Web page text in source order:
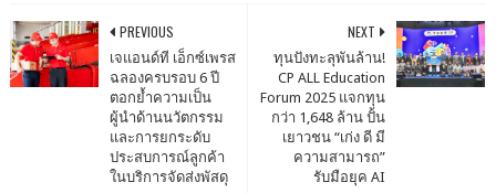
NEXT
ทุนปังทะลุพันล้าน!
CP ALL Education
Forum 2025 แจกทุน
กว่า 1,648 ล้าน ปั้น
เยาวชน “เก่ง ดี มี
ความสามารถ”
รับมือยุค AI
PREVIOUS
เจแอนด์ที เอ็กซ์เพรส
ฉลองครบรอบ 6 ปี
ตอกย้ำความเป็น
ผู้นำด้านนวัตกรรม
และการยกระดับ
ประสบการณ์ลูกค้า
ในบริการจัดส่งพัสดุ